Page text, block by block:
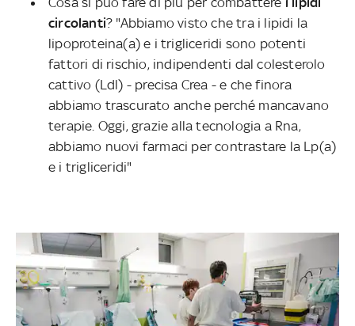
circolanti? "Abbiamo visto che tra i lipidi la
lipoproteina(a) e i trigliceridi sono potenti
fattori di rischio, indipendenti dal colesterolo
cattivo (Ldl) - precisa Crea - e che finora
abbiamo trascurato anche perché mancavano
terapie. Oggi, grazie alla tecnologia a Rna,
abbiamo nuovi farmaci per contrastare la Lp(a)
e i trigliceridi"